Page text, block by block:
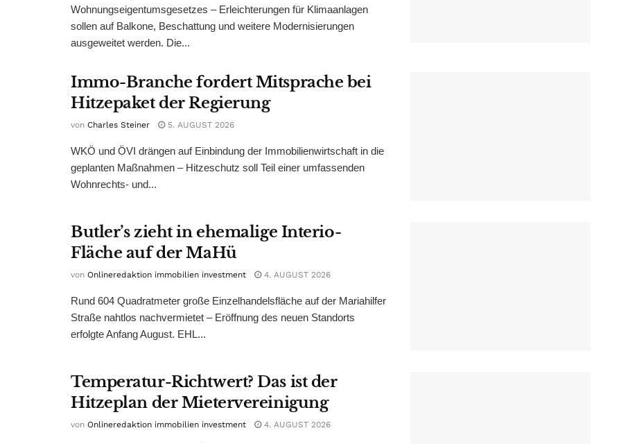
Wohnungseigentumsgesetzes – Erleichterungen für Klimaanlagen
sollen auf Balkone, Beschattung und weitere Modernisierungen
ausgeweitet werden. Die...
Immo-Branche fordert Mitsprache bei
Hitzepaket der Regierung
von Charles Steiner 5. AUGUST 2026
WKÖ und ÖVI drängen auf Einbindung der Immobilienwirtschaft in die
geplanten Maßnahmen – Hitzeschutz soll Teil einer umfassenden
Wohnrechts- und...
Butler’s zieht in ehemalige Interio-
Fläche auf der MaHü
von Onlineredaktion immobilien investment 4. AUGUST 2026
Rund 604 Quadratmeter große Einzelhandelsfläche auf der Mariahilfer
Straße nahtlos nachvermietet – Eröffnung des neuen Standorts
erfolgte Anfang August. EHL...
Temperatur-Richtwert? Das ist der
Hitzeplan der Mietervereinigung
von Onlineredaktion immobilien investment 4. AUGUST 2026